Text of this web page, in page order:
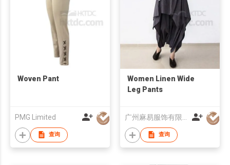
Woven Pant
PMG Limited
查询
Women Linen Wide
Leg Pants
查询